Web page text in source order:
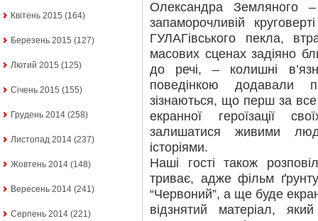
Квітень 2015 (164)
Березень 2015 (127)
Лютий 2015 (125)
Січень 2015 (155)
Грудень 2014 (258)
Листопад 2014 (237)
Жовтень 2014 (148)
Вересень 2014 (241)
Серпень 2014 (221)
Олександра Земляного
запаморочливій
ГУЛАГівського пекла,
масових сценах задіяно
до речі, – колишні
поведінкою додавали
зізнаються, що перш за
екранної героїзації
залишатися живими
історіями.
Наші гості також
триває, адже фільм
“Червоний”, а ще буде
відзнятий матеріал,